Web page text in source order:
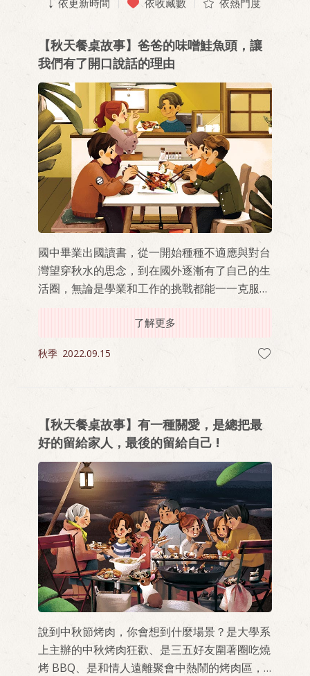
【秋天餐桌故事】爸爸的味噌鮭魚頭，讓
我們有了開口說話的理由
國中畢業出國讀書，從一開始種種不適應與對台
灣望穿秋水的思念，到在國外逐漸有了自己的生
活圈，無論是學業和工作的挑戰都能一一克服，
且靠著一股不服輸的精神，踏上這條追求理想生
活和成為理想自我的叛逆路上。
了解更多
秋季 2022.09.15
【秋天餐桌故事】有一種關愛，是總把最
好的留給家人，最後的留給自己 !
說到中秋節烤肉，你會想到什麼場景？是大學系
上主辦的中秋烤肉狂歡、是三五好友圍著圈吃燒
烤 BBQ、是和情人遠離聚會中熱鬧的烤肉區，